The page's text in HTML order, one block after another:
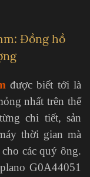
Đồng hồ
được biết tới là
nhất trên thế
chi tiết, sản
thời gian mà
các quý ông.
G0A44051